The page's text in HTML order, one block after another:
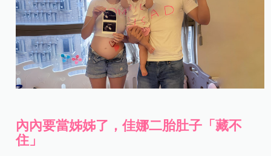
內內要當姊姊了，佳娜二胎肚子「藏不
住」